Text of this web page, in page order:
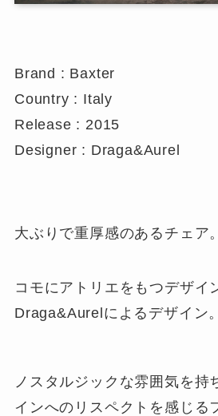
Brand : Baxter
Country : Italy
Release : 2015
Designer : Draga&Aurel
大ぶりで重厚感のあるチェア。
コモにアトリエをもつデザイ
Draga&Aurelによるデザイン。
ノスタルジックな雰囲気を持
インへのリスペクトを感じる